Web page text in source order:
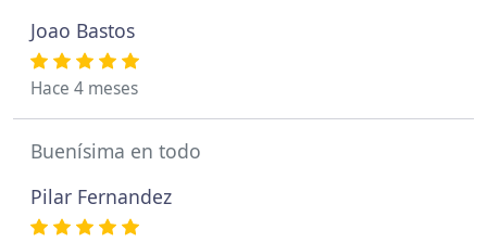
Joao Bastos
Hace 4 meses
Buenísima en todo
Pilar Fernandez